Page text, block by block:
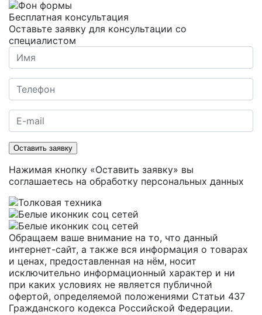
Бесплатная консультация
Оставьте заявку для консультации со
специалистом
Оставить заявку
Нажимая кнопку «Оставить заявку» вы
соглашаетесь на обработку персональных данных
Обращаем ваше внимание на то, что данный
интернет-сайт, а также вся информация о товарах
и ценах, предоставленная на нём, носит
исключительно информационный характер и ни
при каких условиях не является публичной
офертой, определяемой положениями Статьи 437
Гражданского кодекса Российской Федерации.